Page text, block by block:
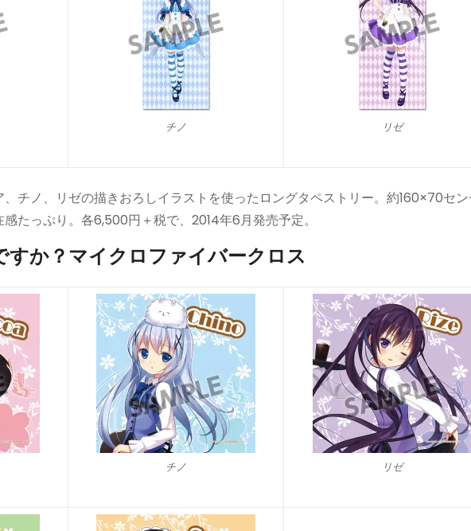
チノ リゼ
チノ、リゼの描きおろしイラストを使ったロングタペストリー。約160×70セ
たっぷり。各6,500円＋税で、2014年6月発売予定。
すか？ マイクロファイバークロス
チノ リゼ